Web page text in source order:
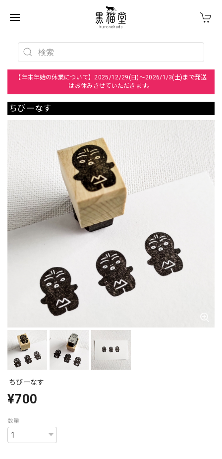
【年末年始の休業について】2025/12/29(日)～2026/1/3(土)まで発送
はお休みさせていただきます。
ちびーなす
ちびーなす
¥700
数量